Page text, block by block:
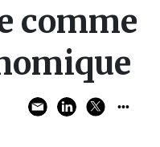
comme